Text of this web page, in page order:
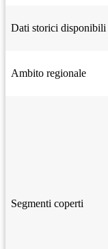
Dati storici disponibili
Ambito regionale
Segmenti coperti